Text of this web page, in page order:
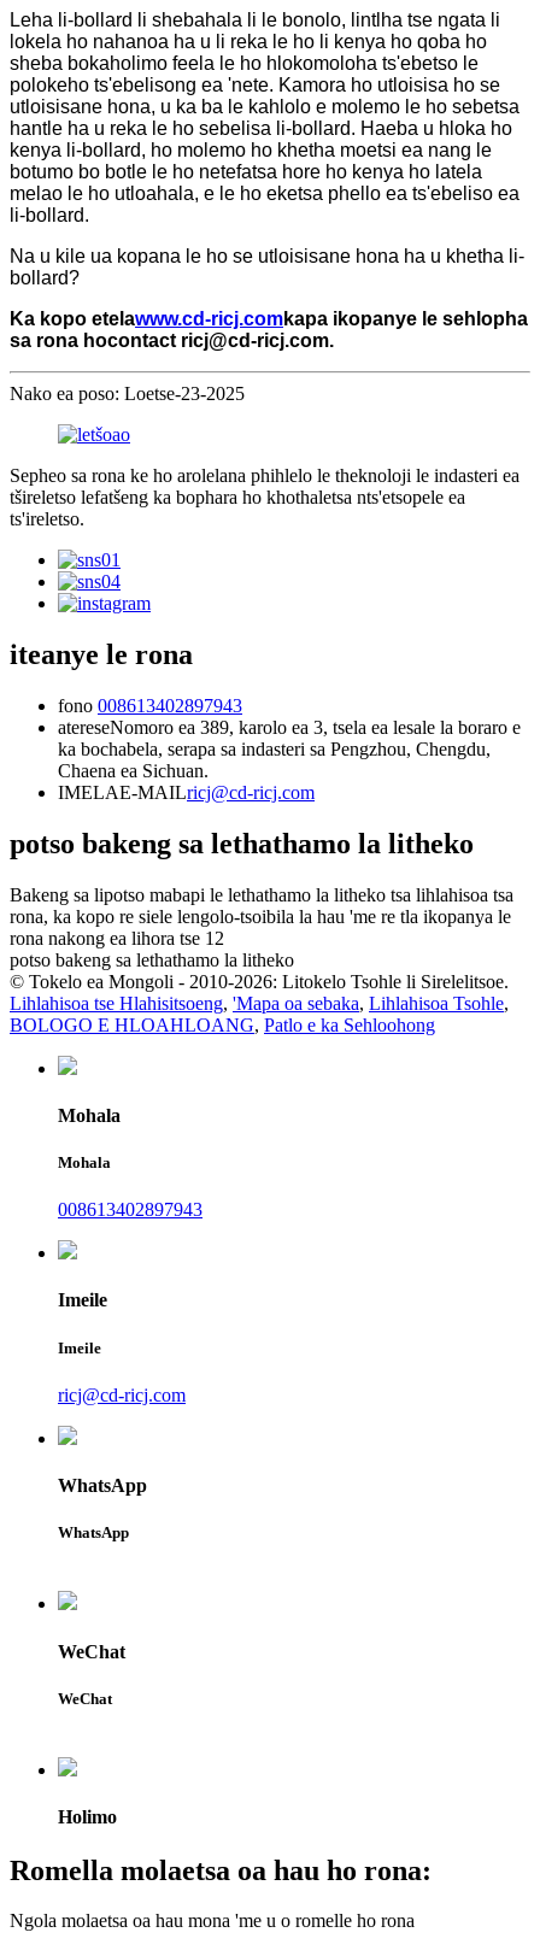
Leha li-bollard li shebahala li le bonolo, lintlha tse ngata li
lokela ho nahanoa ha u li reka le ho li kenya ho qoba ho
sheba bokaholimo feela le ho hlokomoloha ts'ebetso le
polokeho ts'ebelisong ea 'nete. Kamora ho utloisisa ho se
utloisisane hona, u ka ba le kahlolo e molemo le ho sebetsa
hantle ha u reka le ho sebelisa li-bollard. Haeba u hloka ho
kenya li-bollard, ho molemo ho khetha moetsi ea nang le
botumo bo botle le ho netefatsa hore ho kenya ho latela
melao le ho utloahala, e le ho eketsa phello ea ts'ebeliso ea
li-bollard.
Na u kile ua kopana le ho se utloisisane hona ha u khetha li-
bollard?
Ka kopo etelawww.cd-ricj.comkapa ikopanye le sehlopha
sa rona hocontact ricj@cd-ricj.com.
Nako ea poso: Loetse-23-2025
Sepheo sa rona ke ho arolelana phihlelo le theknoloji le indasteri ea
tšireletso lefatšeng ka bophara ho khothaletsa nts'etsopele ea
ts'ireletso.
iteanye le rona
fono 008613402897943
atereseNomoro ea 389, karolo ea 3, tsela ea lesale la boraro e
ka bochabela, serapa sa indasteri sa Pengzhou, Chengdu,
Chaena ea Sichuan.
IMELAE-MAILricj@cd-ricj.com
potso bakeng sa lethathamo la litheko
Bakeng sa lipotso mabapi le lethathamo la litheko tsa lihlahisoa tsa
rona, ka kopo re siele lengolo-tsoibila la hau 'me re tla ikopanya le
rona nakong ea lihora tse 12
potso bakeng sa lethathamo la litheko
© Tokelo ea Mongoli - 2010-2026: Litokelo Tsohle li Sirelelitsoe.
Lihlahisoa tse Hlahisitsoeng, 'Mapa oa sebaka, Lihlahisoa Tsohle,
BOLOGO E HLOAHLOANG, Patlo e ka Sehloohong
Mohala
Mohala
008613402897943
Imeile
Imeile
ricj@cd-ricj.com
WhatsApp
WhatsApp
WeChat
WeChat
Holimo
Romella molaetsa oa hau ho rona:
Ngola molaetsa oa hau mona 'me u o romelle ho rona